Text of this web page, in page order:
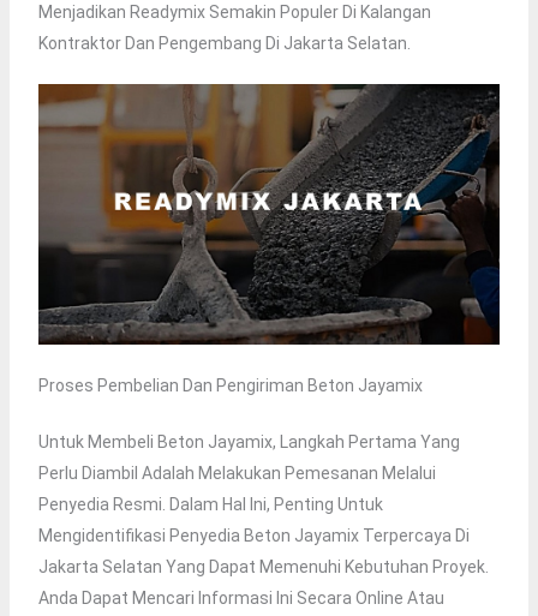
Menjadikan Readymix Semakin Populer Di Kalangan
Kontraktor Dan Pengembang Di Jakarta Selatan.
Proses Pembelian Dan Pengiriman Beton Jayamix
Untuk Membeli Beton Jayamix, Langkah Pertama Yang
Perlu Diambil Adalah Melakukan Pemesanan Melalui
Penyedia Resmi. Dalam Hal Ini, Penting Untuk
Mengidentifikasi Penyedia Beton Jayamix Terpercaya Di
Jakarta Selatan Yang Dapat Memenuhi Kebutuhan Proyek.
Anda Dapat Mencari Informasi Ini Secara Online Atau